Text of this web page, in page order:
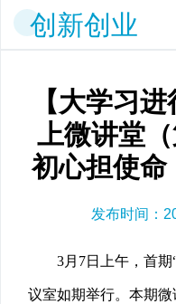
创新创业
【大学习
上微讲堂
初心担使命
发布时间：
3月7日上午，首期“
议室如期举行。本期